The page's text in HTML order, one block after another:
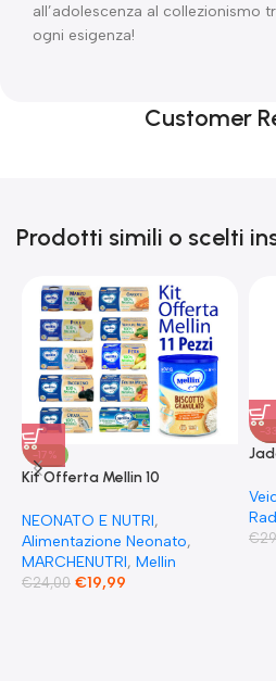
all’adolescenza al collezionismo
ogni esigenza!
Customer
Prodotti simili o scelti
-17%
Kit Offerta Mellin 10
Verdure 2 Pesce 2 Frutta e 1
Biscotto Granulato
NEONATO E NUTRI,
Alimentazione Neonato,
MARCHENUTRI, Mellin
€24,00 €19,99
-
€